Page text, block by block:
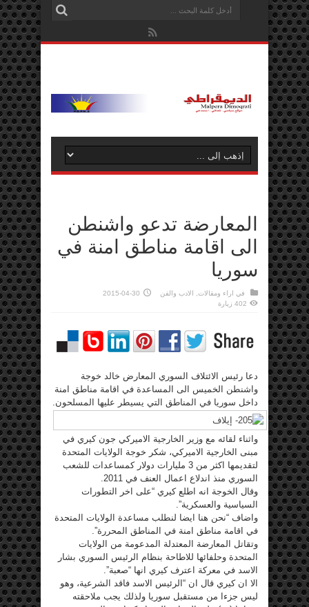
المعارضة تدعو واشنطن
الى اقامة مناطق امنة في
سوريا
في اراء ومقالات الادب والفن
2015-04-30
402 زيارة
دعا رئيس الائتلاف السوري المعارض خالد خوجة
واشنطن الخميس الى المساعدة في اقامة مناطق امنة
داخل سوريا في المناطق التي يسيطر عليها المسلحون.
واثناء لقائه مع وزير الخارجية الاميركي جون كيري في
مبنى الخارجية الاميركي، شكر خوجة الولايات المتحدة
لتقديمها اكثر من 3 مليارات دولار كمساعدات للشعب
السوري منذ اندلاع اعمال العنف في 2011.
وقال الخوجة انه اطلع كيري “على اخر التطورات
السياسية والعسكرية”.
واضاف “نحن هنا ايضا لنطلب مساعدة الولايات المتحدة
في اقامة مناطق امنة في المناطق المحررة”.
وتقاتل المعارضة المعتدلة المدعومة من الولايات
المتحدة وحلفائها للاطاحة بنظام الرئيس السوري بشار
الاسد في معركة اعترف كيري انها “صعبة”.
الا ان كيري قال ان “الرئيس الاسد فاقد الشرعية، وهو
ليس جزءا من مستقبل سوريا ولذلك يجب ملاحقته